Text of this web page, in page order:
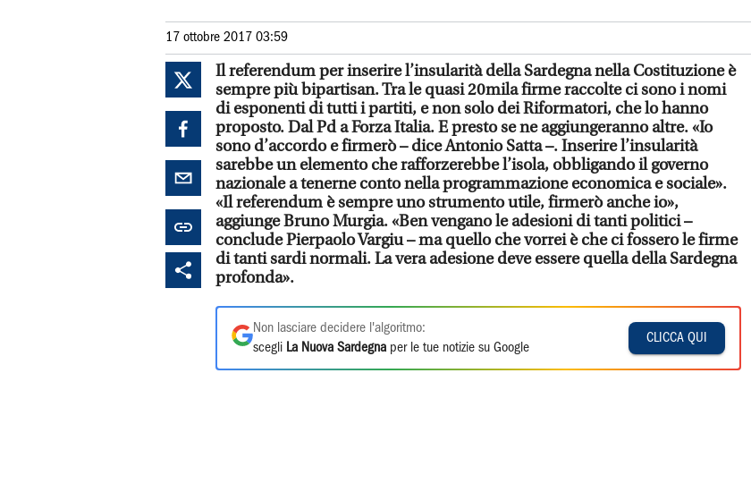
17 ottobre 2017 03:59
Il referendum per inserire l’insularità della Sardegna nella Costituzione è
sempre più bipartisan. Tra le quasi 20mila firme raccolte ci sono i nomi
di esponenti di tutti i partiti, e non solo dei Riformatori, che lo hanno
proposto. Dal Pd a Forza Italia. E presto se ne aggiungeranno altre. «Io
sono d’accordo e firmerò – dice Antonio Satta –. Inserire l’insularità
sarebbe un elemento che rafforzerebbe l’isola, obbligando il governo
nazionale a tenerne conto nella programmazione economica e sociale».
«Il referendum è sempre uno strumento utile, firmerò anche io»,
aggiunge Bruno Murgia. «Ben vengano le adesioni di tanti politici –
conclude Pierpaolo Vargiu – ma quello che vorrei è che ci fossero le firme
di tanti sardi normali. La vera adesione deve essere quella della Sardegna
profonda».
Non lasciare decidere l'algoritmo:
scegli La Nuova Sardegna per le tue notizie su Google
CLICCA QUI